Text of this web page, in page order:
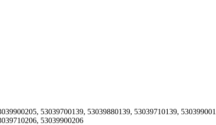
53039700139, 53039880139, 53039710139,
53039900206